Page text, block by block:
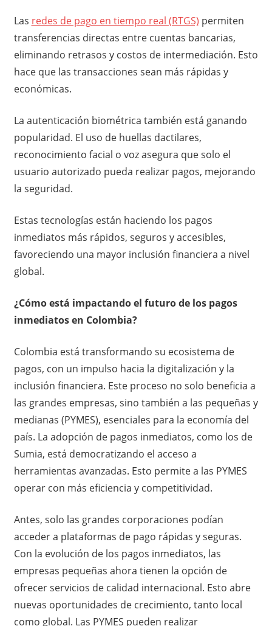
Las redes de pago en tiempo real (RTGS) permiten
transferencias directas entre cuentas bancarias,
eliminando retrasos y costos de intermediación. Esto
hace que las transacciones sean más rápidas y
económicas.
La autenticación biométrica también está ganando
popularidad. El uso de huellas dactilares,
reconocimiento facial o voz asegura que solo el
usuario autorizado pueda realizar pagos, mejorando
la seguridad.
Estas tecnologías están haciendo los pagos
inmediatos más rápidos, seguros y accesibles,
favoreciendo una mayor inclusión financiera a nivel
global.
¿Cómo está impactando el futuro de los pagos
inmediatos en Colombia?
Colombia está transformando su ecosistema de
pagos, con un impulso hacia la digitalización y la
inclusión financiera. Este proceso no solo beneficia a
las grandes empresas, sino también a las pequeñas y
medianas (PYMES), esenciales para la economía del
país. La adopción de pagos inmediatos, como los de
Sumia, está democratizando el acceso a
herramientas avanzadas. Esto permite a las PYMES
operar con más eficiencia y competitividad.
Antes, solo las grandes corporaciones podían
acceder a plataformas de pago rápidas y seguras.
Con la evolución de los pagos inmediatos, las
empresas pequeñas ahora tienen la opción de
ofrecer servicios de calidad internacional. Esto abre
nuevas oportunidades de crecimiento, tanto local
como global. Las PYMES pueden realizar